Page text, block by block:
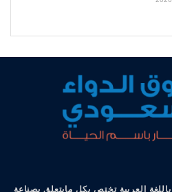
العربية تختص بكل مايتعلق بصناعة